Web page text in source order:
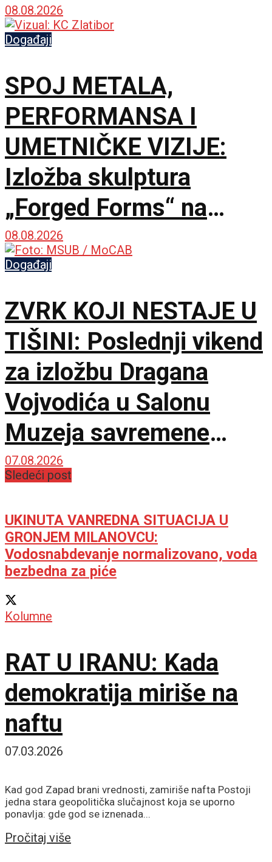
Šumatnom brdu
08.08.2026
Događaji
SPOJ METALA,
PERFORMANSA I
UMETNIČKE VIZIJE:
Izložba skulptura
„Forged Forms“ na
Zlatiboru
08.08.2026
Događaji
ZVRK KOJI NESTAJE U
TIŠINI: Poslednji vikend
za izložbu Dragana
Vojvodića u Salonu
Muzeja savremene
umetnosti
07.08.2026
Sledeći post
UKINUTA VANREDNA SITUACIJA U
GRONJEM MILANOVCU:
Vodosnabdevanje normalizovano, voda
bezbedna za piće
Kolumne
RAT U IRANU: Kada
demokratija miriše na
naftu
07.03.2026
Kad god Zapad brani vrednosti, zamiriše nafta Postoji
jedna stara geopolitička slučajnost koja se uporno
ponavlja: gde god se iznenada...
Pročitaj više